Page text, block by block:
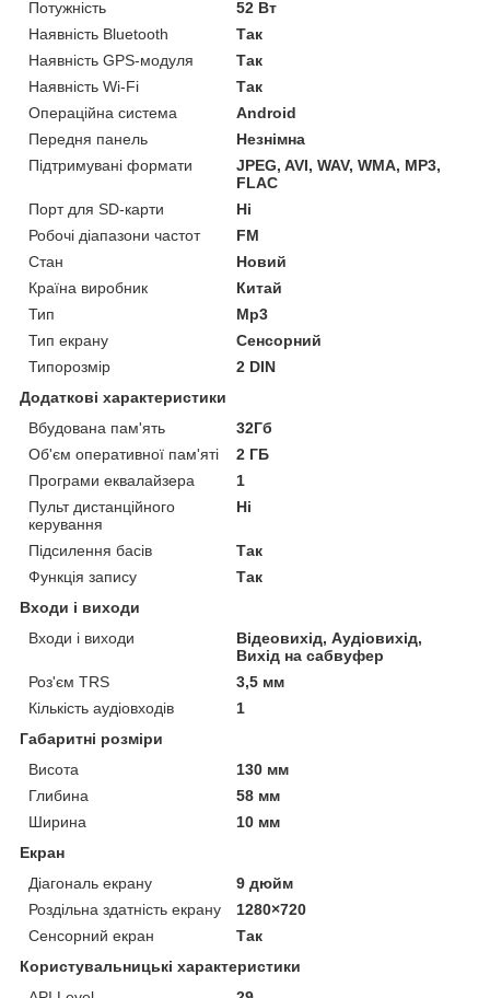
Потужність
52 Вт
Наявність Bluetooth
Так
Наявність GPS-модуля
Так
Наявність Wi-Fi
Так
Операційна система
Android
Передня панель
Незнімна
Підтримувані формати
JPEG, AVI, WAV, WMA, MP3,
FLAC
Порт для SD-карти
Ні
Робочі діапазони частот
FM
Стан
Новий
Країна виробник
Китай
Тип
Mp3
Тип екрану
Сенсорний
Типорозмір
2 DIN
Додаткові характеристики
Вбудована пам'ять
32Гб
Об'єм оперативної пам'яті
2 ГБ
Програми еквалайзера
1
Пульт дистанційного
керування
Ні
Підсилення басів
Так
Функція запису
Так
Входи і виходи
Входи і виходи
Відеовихід, Аудіовихід,
Вихід на сабвуфер
Роз'єм TRS
3,5 мм
Кількість аудіовходів
1
Габаритні розміри
Висота
130 мм
Глибина
58 мм
Ширина
10 мм
Екран
Діагональ екрану
9 дюйм
Роздільна здатність екрану
1280×720
Сенсорний екран
Так
Користувальницькі характеристики